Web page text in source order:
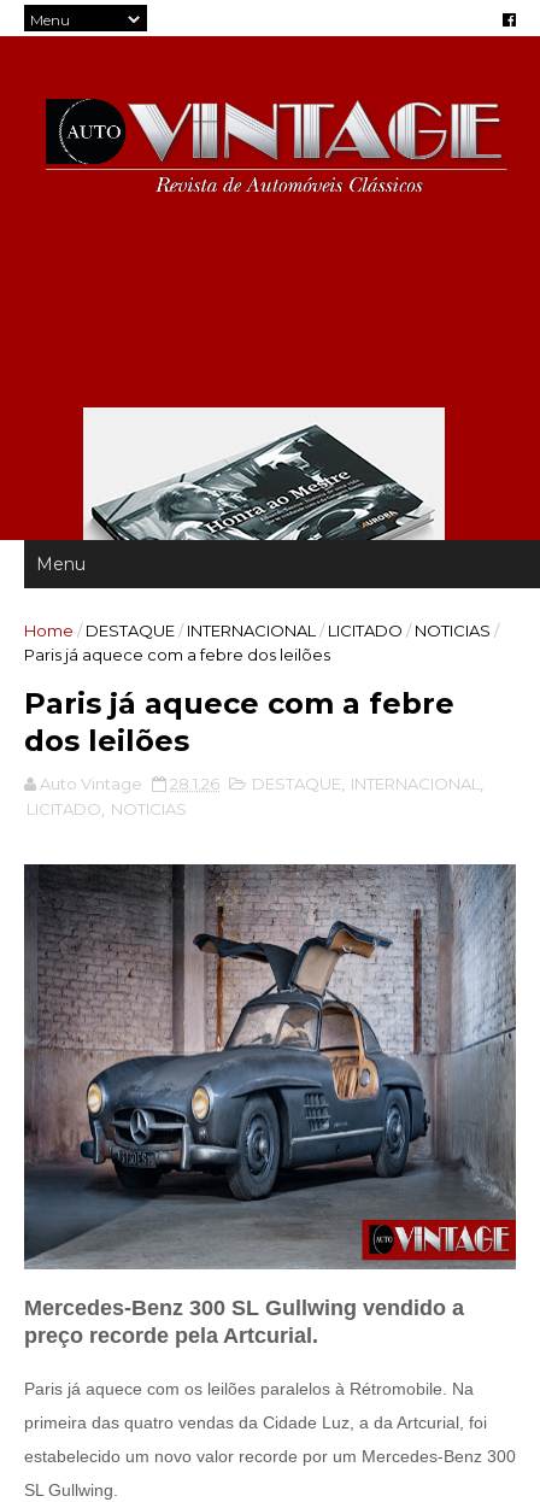
Home / DESTAQUE/ INTERNACIONAL / LICITADO / NOTICIAS /
Paris já aquece com a febre dos leilões
Paris já aquece com a febre
dos leilões
Auto Vintage 28.1.26 DESTAQUE INTERNACIONAL
LICITADO
NOTICIAS
Mercedes-Benz 300 SL Gullwing vendido a
preço recorde pela Artcurial.
Paris já aquece com os leilões paralelos à Rétromobile. Na
primeira das quatro vendas da Cidade Luz, a da Artcurial, foi
estabelecido um novo valor recorde por um Mercedes-Benz 300
SL Gullwing.